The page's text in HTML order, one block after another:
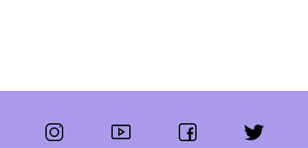
Segue-nos:
instagram youtube facebook twitter